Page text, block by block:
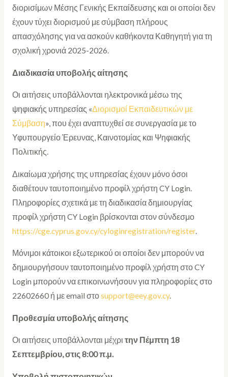
διορισίμων Μέσης Γενικής Εκπαίδευσης και οι οποίοι δεν
έχουν τύχει διορισμού με σύμβαση πλήρους
απασχόλησης για να ασκούν καθήκοντα Καθηγητή για τη
σχολική χρονιά 2025-2026.
Διαδικασία υποβολής αίτησης
Οι αιτήσεις υποβάλλονται ηλεκτρονικά μέσω της
ψηφιακής υπηρεσίας «Διορισμοί Εκπαιδευτικών με
Σύμβαση», που έχει αναπτυχθεί σε συνεργασία με το
Υφυπουργείο Έρευνας, Καινοτομίας και Ψηφιακής
Πολιτικής.
Δικαίωμα χρήσης της υπηρεσίας έχουν μόνο όσοι
διαθέτουν ταυτοποιημένο προφίλ χρήστη CY Login.
Πληροφορίες σχετικά με τη διαδικασία δημιουργίας
προφίλ χρήστη CY Login βρίσκονται στον σύνδεσμο
https://cge.cyprus.gov.cy/cyloginregistration/register.
Μόνιμοι κάτοικοι εξωτερικού οι οποίοι δεν μπορούν να
δημιουργήσουν ταυτοποιημένο προφίλ χρήστη στο CY
Login μπορούν να επικοινωνήσουν για πληροφορίες στο
22602660 ή με email στοsupport@eey.gov.cy.
Προθεσμία υποβολής αίτησης
Οι αιτήσεις υποβάλλονται μέχρι την Πέμπτη 18
Σεπτεμβρίου, στις 8:00 π.μ.